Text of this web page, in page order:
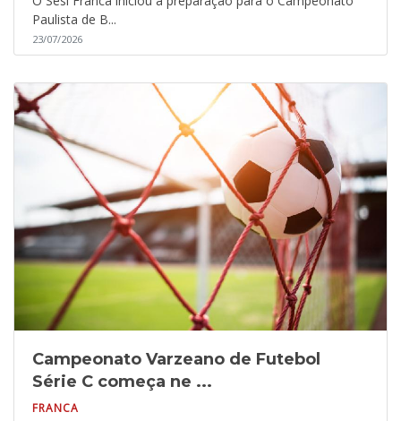
Paulista de B...
23/07/2026
Campeonato Varzeano de Futebol
Série C começa ne ...
FRANCA